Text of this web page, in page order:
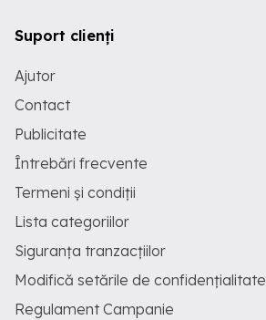
Suport clienți
Ajutor
Contact
Publicitate
Întrebări frecvente
Termeni și condiții
Lista categoriilor
Siguranța tranzacțiilor
Modifică setările de confidențialitate
Regulament Campanie